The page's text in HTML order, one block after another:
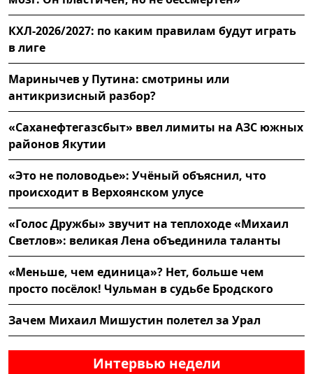
КХЛ-2026/2027: по каким правилам будут играть
в лиге
Маринычев у Путина: смотрины или
антикризисный разбор?
«Саханефтегазсбыт» ввел лимиты на АЗС южных
районов Якутии
«Это не половодье»: Учёный объяснил, что
происходит в Верхоянском улусе
«Голос Дружбы» звучит на теплоходе «Михаил
Светлов»: великая Лена объединила таланты
«Меньше, чем единица»? Нет, больше чем
просто посёлок! Чульман в судьбе Бродского
Зачем Михаил Мишустин полетел за Урал
Интервью недели